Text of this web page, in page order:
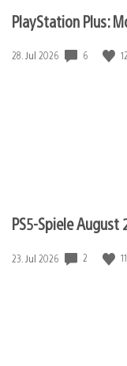
PlayStation Plus:
Veröffentlichungsdatum:
28. Jul 2026 6 12
PS5-Spiele August
Veröffentlichungsdatum:
23. Jul 2026 2 11